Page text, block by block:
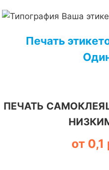
к
Печать
ПЕЧАТЬ
от